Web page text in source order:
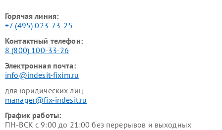
Горячая линия:
+7 (495) 023-73-25
Контактный телефон:
8 (800) 100-33-26
Электронная почта:
info@indesit-fixim.ru
для юридических лиц
manager@fix-indesit.ru
График работы:
ПН-ВСК с 9:00 до 21:00 без перерывов и выходных